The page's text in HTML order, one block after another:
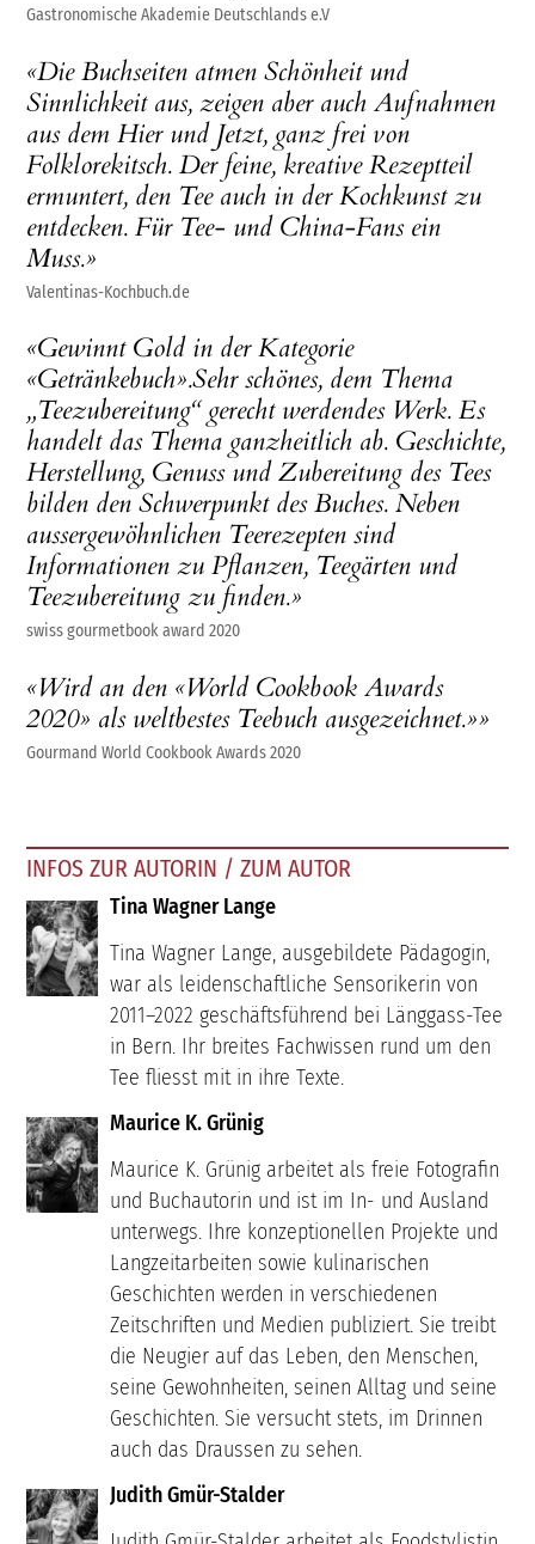
Gastronomische Akademie Deutschlands e.V
«Die Buchseiten atmen Schönheit und
Sinnlichkeit aus, zeigen aber auch Aufnahmen
aus dem Hier und Jetzt, ganz frei von
Folklorekitsch. Der feine, kreative Rezeptteil
ermuntert, den Tee auch in der Kochkunst zu
entdecken. Für Tee- und China-Fans ein
Muss.»
Valentinas-Kochbuch.de
«Gewinnt Gold in der Kategorie
«Getränkebuch».Sehr schönes, dem Thema
„Teezubereitung“ gerecht werdendes Werk. Es
handelt das Thema ganzheitlich ab. Geschichte,
Herstellung, Genuss und Zubereitung des Tees
bilden den Schwerpunkt des Buches. Neben
aussergewöhnlichen Teerezepten sind
Informationen zu Pflanzen, Teegärten und
Teezubereitung zu finden.»
swiss gourmetbook award 2020
«Wird an den «World Cookbook Awards
2020» als weltbestes Teebuch ausgezeichnet.»»
Gourmand World Cookbook Awards 2020
INFOS ZUR AUTORIN / ZUM AUTOR
Tina Wagner Lange
Tina Wagner Lange, ausgebildete Pädagogin,
war als leidenschaftliche Sensorikerin von
2011–2022 geschäftsführend bei Länggass-Tee
in Bern. Ihr breites Fachwissen rund um den
Tee fliesst mit in ihre Texte.
Maurice K. Grünig
Maurice K. Grünig arbeitet als freie Fotografin
und Buchautorin und ist im In- und Ausland
unterwegs. Ihre konzeptionellen Projekte und
Langzeitarbeiten sowie kulinarischen
Geschichten werden in verschiedenen
Zeitschriften und Medien publiziert. Sie treibt
die Neugier auf das Leben, den Menschen,
seine Gewohnheiten, seinen Alltag und seine
Geschichten. Sie versucht stets, im Drinnen
auch das Draussen zu sehen.
Judith Gmür-Stalder